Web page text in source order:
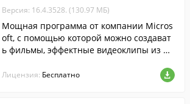
Версия: 16.4.3528. (130.97 МБ)
Мощная программа от компании Micros
oft, с помощью которой можно создават
ь фильмы, эффектные видеоклипы из фо
Лицензия: Бесплатно